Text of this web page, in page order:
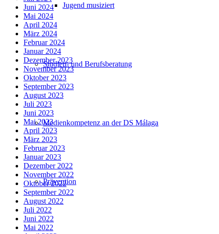
Jugend musiziert
Studien- und Berufsberatung
Medienkompetenz an der DS Málaga
Prävention
Juni 2024
Mai 2024
April 2024
März 2024
Februar 2024
Januar 2024
Dezember 2023
November 2023
Oktober 2023
September 2023
August 2023
Juli 2023
Juni 2023
Mai 2023
April 2023
März 2023
Februar 2023
Januar 2023
Dezember 2022
November 2022
Oktober 2022
September 2022
August 2022
Juli 2022
Juni 2022
Mai 2022